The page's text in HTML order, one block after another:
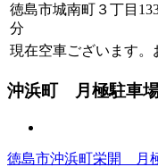
徳島市城南町３丁目
分
現在空車ございます。
沖浜町 月極駐車
徳島市沖浜町栄開 月